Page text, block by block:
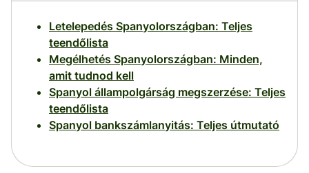
Letelepedés Spanyolországban: Teljes
teendőlista
Megélhetés Spanyolországban: Minden,
amit tudnod kell
Spanyol állampolgárság megszerzése: Teljes
teendőlista
Spanyol bankszámlanyitás: Teljes útmutató